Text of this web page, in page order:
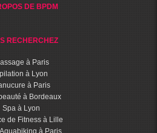
DE BPDM
RECHERCHEZ
à Paris
à Lyon
à Paris
à Bordeaux
Spa à Lyon
de Fitness à Lille
à Paris